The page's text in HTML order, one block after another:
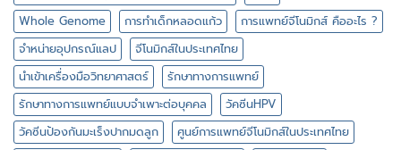
Whole Genome
การทำเด็กหลอดแก้ว
การแพทย์จีโนมิกส์ คืออะไร ?
จำหน่ายอุปกรณ์แลป
จีโนมิกส์ในประเทศไทย
นำเข้าเครื่องมือวิทยาศาสตร์
รักษาทางการแพทย์
รักษาทางการแพทย์แบบจำเพาะต่อบุคคล
วัคซีนHPV
วัคซีนป้องกันมะเร็งปากมดลูก
ศูนย์การแพทย์จีโนมิกส์ในประเทศไทย